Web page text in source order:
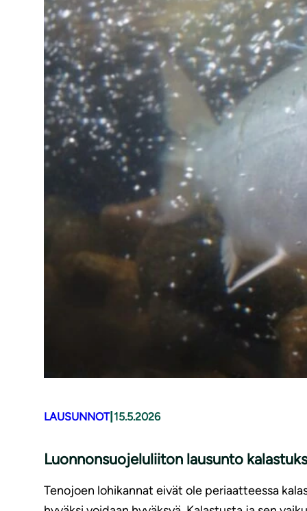
LAUSUNNOT| 15.5.2026
Luonnonsuojeluliiton lausunto
Tenojoen lohikannat eivät ole periaatteessa